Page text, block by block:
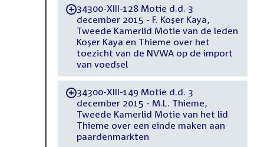
-34300-XIII-128 Motie d.d. 3
december 2015 - F. Koşer Kaya,
Tweede Kamerlid Motie van de leden
Koşer Kaya en Thieme over het
toezicht van de NVWA op de import
van voedsel
-34300-XIII-149 Motie d.d. 3
december 2015 - M.L. Thieme,
Tweede Kamerlid Motie van het lid
Thieme over een einde maken aan
paardenmarkten